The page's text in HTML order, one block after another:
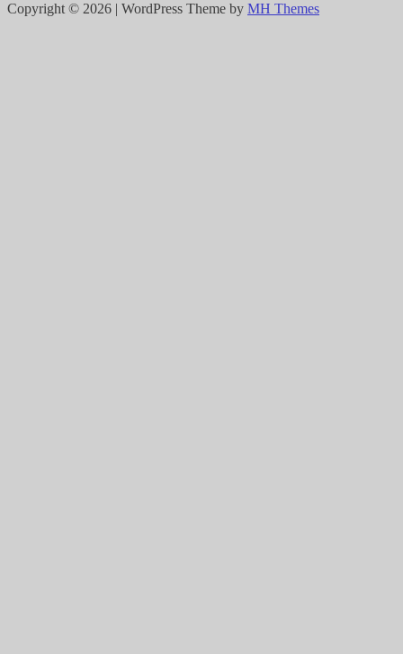
Copyright © 2026 | WordPress Theme by MH Themes